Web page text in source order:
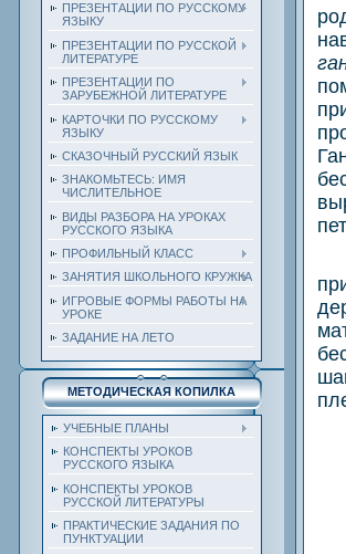
ПРЕЗЕНТАЦИИ ПО РУССКОМУ
ЯЗЫКУ
ПРЕЗЕНТАЦИИ ПО РУССКОЙ
ЛИТЕРАТУРЕ
ПРЕЗЕНТАЦИИ ПО
ЗАРУБЕЖНОЙ ЛИТЕРАТУРЕ
КАРТОЧКИ ПО РУССКОМУ
ЯЗЫКУ
СКАЗОЧНЫЙ РУССКИЙ ЯЗЫК
ЗНАКОМЬТЕСЬ: ИМЯ
ЧИСЛИТЕЛЬНОЕ
ВИДЫ РАЗБОРА НА УРОКАХ
РУССКОГО ЯЗЫКА
ПРОФИЛЬНЫЙ КЛАСС
ЗАНЯТИЯ ШКОЛЬНОГО КРУЖКА
ИГРОВЫЕ ФОРМЫ РАБОТЫ НА
УРОКЕ
ЗАДАНИЕ НА ЛЕТО
МЕТОДИЧЕСКАЯ КОПИЛКА
УЧЕБНЫЕ ПЛАНЫ
КОНСПЕКТЫ УРОКОВ
РУССКОГО ЯЗЫКА
КОНСПЕКТЫ УРОКОВ
РУССКОЙ ЛИТЕРАТУРЫ
ПРАКТИЧЕСКИЕ ЗАДАНИЯ ПО
ПУНКТУАЦИИ